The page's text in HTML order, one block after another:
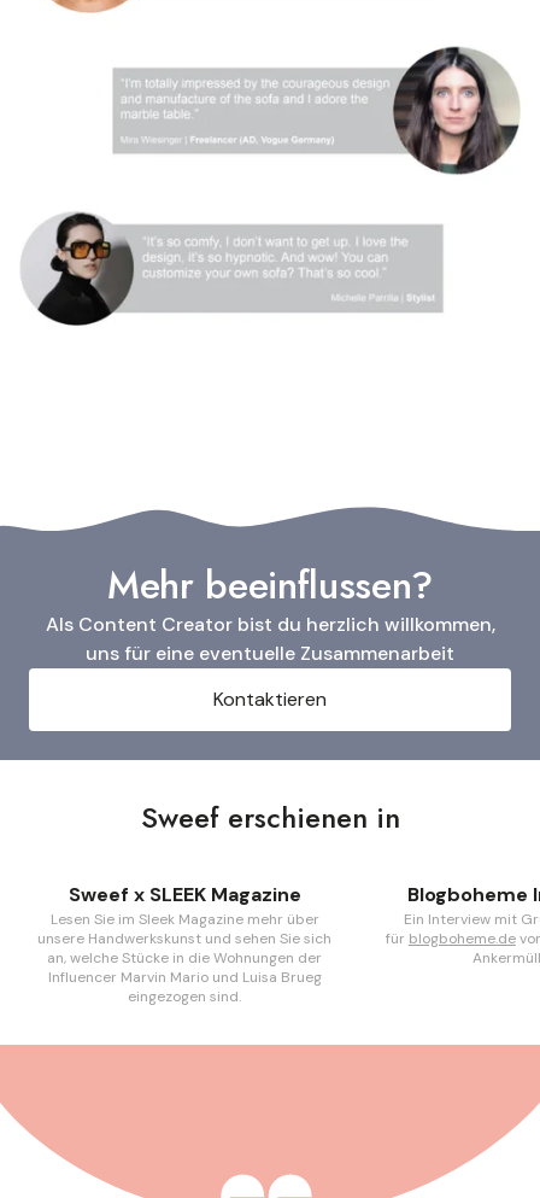
Mehr beeinflussen?
Als Content Creator bist du herzlich willkommen,
uns für eine eventuelle Zusammenarbeit
Kontaktieren
Sweef erschienen in
Sweef x SLEEK Magazine
Lesen Sie im Sleek Magazine mehr über
unsere Handwerkskunst und sehen Sie sich
an, welche Stücke in die Wohnungen der
Influencer Marvin Mario und Luisa Brueg
eingezogen sind.
Blogboheme
Ein Interview mit
für blogboheme.de